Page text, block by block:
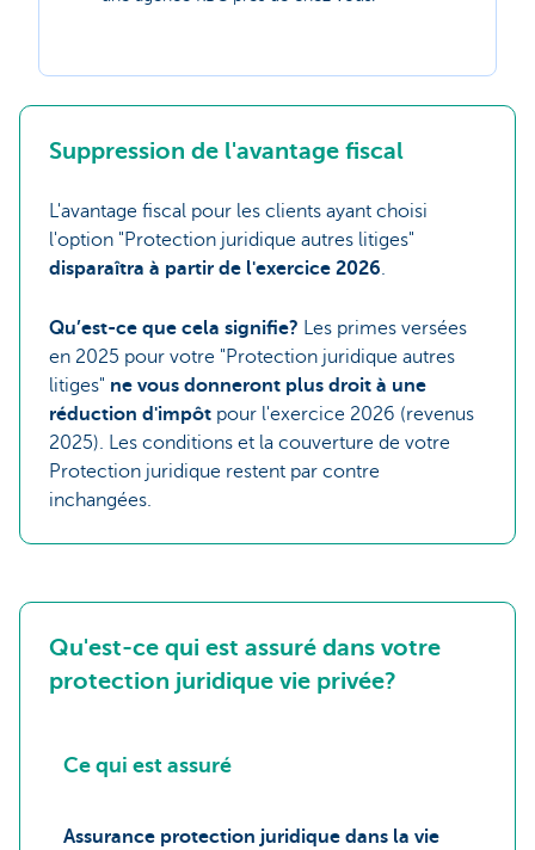
Suppression de l'avantage fiscal
L'avantage fiscal pour les clients ayant choisi
l'option "Protection juridique autres litiges"
disparaîtra à partir de l'exercice 2026.
Qu’est-ce que cela signifie? Les primes versées
en 2025 pour votre "Protection juridique autres
litiges" ne vous donneront plus droit à une
réduction d'impôt pour l'exercice 2026 (revenus
2025). Les conditions et la couverture de votre
Protection juridique restent par contre
inchangées.
Qu'est-ce qui est assuré dans votre
protection juridique vie privée?
Ce qui est assuré
Assurance protection juridique dans la vie